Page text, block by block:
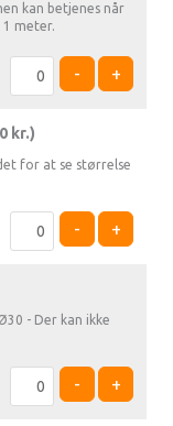
kan betjenes når
meter.
- +
kr.)
for at se størrelse
- +
- Der kan ikke
- +